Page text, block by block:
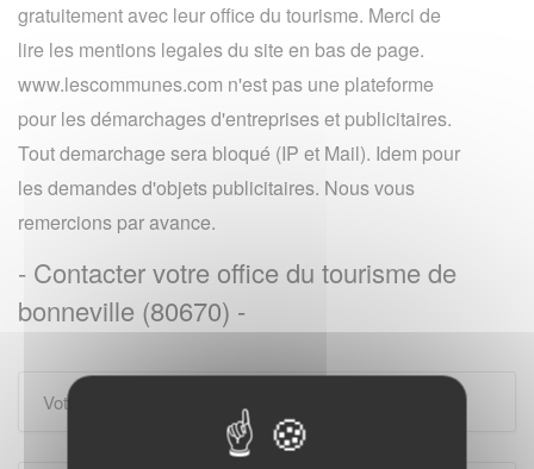
gratuitement avec leur office du tourisme. Merci de
lire les mentions legales du site en bas de page.
www.lescommunes.com n'est pas une plateforme
pour les démarchages d'entreprises et publicitaires.
Tout demarchage sera bloqué (IP et Mail). Idem pour
les demandes d'objets publicitaires. Nous vous
remercions par avance.
- Contacter votre office du tourisme de
bonneville (80670) -